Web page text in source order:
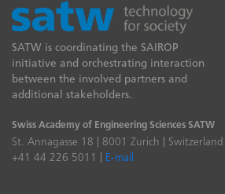
SATW is coordinating the SAIROP
initiative and orchestrating interaction
between the involved partners and
additional stakeholders.
Swiss Academy of Engineering Sciences SATW
St. Annagasse 18 | 8001 Zurich | Switzerland |
+41 44 226 5011 |
E-mail